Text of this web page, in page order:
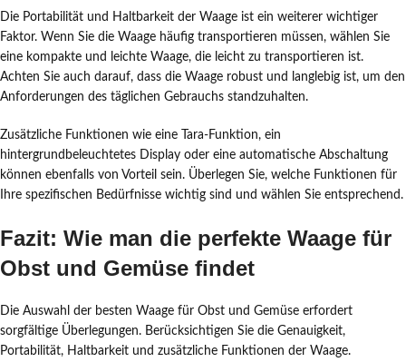
Die Portabilität und Haltbarkeit der Waage ist ein weiterer wichtiger
Faktor. Wenn Sie die Waage häufig transportieren müssen, wählen Sie
eine kompakte und leichte Waage, die leicht zu transportieren ist.
Achten Sie auch darauf, dass die Waage robust und langlebig ist, um den
Anforderungen des täglichen Gebrauchs standzuhalten.
Zusätzliche Funktionen wie eine Tara-Funktion, ein
hintergrundbeleuchtetes Display oder eine automatische Abschaltung
können ebenfalls von Vorteil sein. Überlegen Sie, welche Funktionen für
Ihre spezifischen Bedürfnisse wichtig sind und wählen Sie entsprechend.
Fazit: Wie man die perfekte Waage für
Obst und Gemüse findet
Die Auswahl der besten Waage für Obst und Gemüse erfordert
sorgfältige Überlegungen. Berücksichtigen Sie die Genauigkeit,
Portabilität, Haltbarkeit und zusätzliche Funktionen der Waage.